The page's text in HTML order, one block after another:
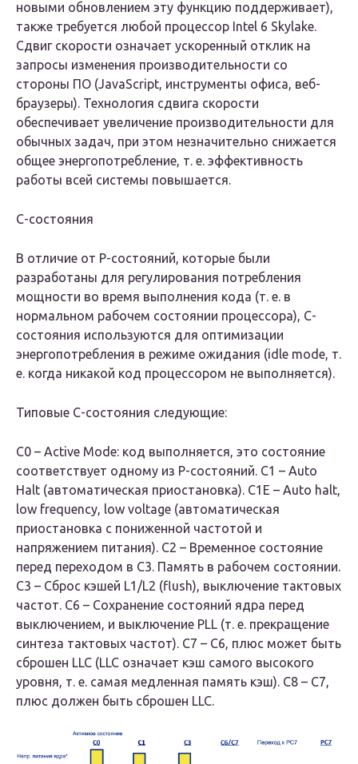
новыми обновлением эту функцию поддерживает),
также требуется любой процессор Intel 6 Skylake.
Сдвиг скорости означает ускоренный отклик на
запросы изменения производительности со
стороны ПО (JavaScript, инструменты офиса, веб-
браузеры). Технология сдвига скорости
обеспечивает увеличение производительности для
обычных задач, при этом незначительно снижается
общее энергопотребление, т. е. эффективность
работы всей системы повышается.
C-состояния
В отличие от P-состояний, которые были
разработаны для регулирования потребления
мощности во время выполнения кода (т. е. в
нормальном рабочем состоянии процессора), C-
состояния используются для оптимизации
энергопотребления в режиме ожидания (idle mode, т.
е. когда никакой код процессором не выполняется).
Типовые C-состояния следующие:
C0 – Active Mode: код выполняется, это состояние
соответствует одному из P-состояний. C1 – Auto
Halt (автоматическая приостановка). C1E – Auto halt,
low frequency, low voltage (автоматическая
приостановка с пониженной частотой и
напряжением питания). C2 – Временное состояние
перед переходом в C3. Память в рабочем состоянии.
C3 – Сброс кэшей L1/L2 (flush), выключение тактовых
частот. C6 – Сохранение состояний ядра перед
выключением, и выключение PLL (т. е. прекращение
синтеза тактовых частот). C7 – C6, плюс может быть
сброшен LLC (LLC означает кэш самого высокого
уровня, т. е. самая медленная память кэш). C8 – C7,
плюс должен быть сброшен LLC.